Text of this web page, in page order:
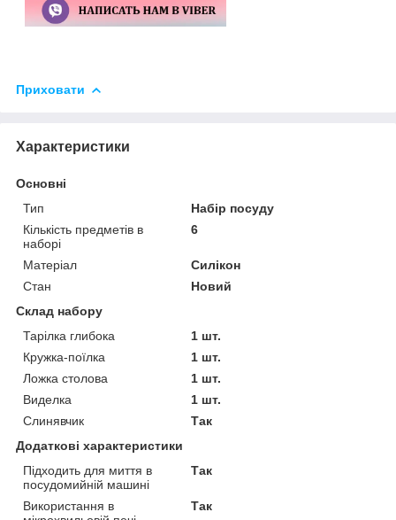
Приховати
Характеристики
Основні
Тип
Набір посуду
Кількість предметів в
наборі
6
Матеріал
Силікон
Стан
Новий
Склад набору
Тарілка глибока
1 шт.
Кружка-поїлка
1 шт.
Ложка столова
1 шт.
Виделка
1 шт.
Слинявчик
Так
Додаткові характеристики
Підходить для миття в
посудомийній машині
Так
Використання в
Так